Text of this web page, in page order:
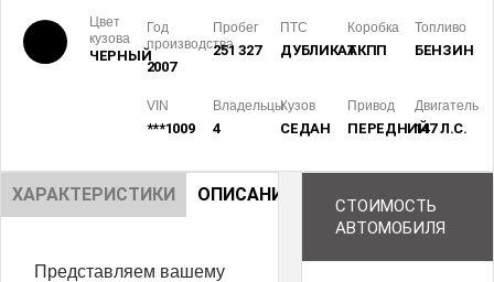
Цвет
кузова
ЧЕРНЫЙ
Год
производства
2007
Пробег
251 327
ПТС
ДУБЛИКАТ
Коробка
АКПП
Топливо
БЕНЗИН
VIN
***1009
Владельцы
4
Кузов
СЕДАН
Привод
ПЕРЕДНИЙ
Двигатель
147 Л.С.
ХАРАКТЕРИСТИКИ ОПИСАНИЕ
Представляем вашему
СТОИМОСТЬ
АВТОМОБИЛЯ